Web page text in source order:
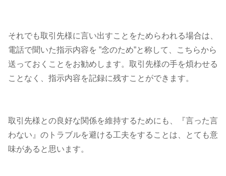
それでも取引先様に言い出すことをためらわれる場合は、
電話で聞いた指示内容を ”念のため”と称して、こちらから
送っておくことをお勧めします。取引先様の手を煩わせる
ことなく、指示内容を記録に残すことができます。
取引先様との良好な関係を維持するためにも、『言った言
わない』のトラブルを避ける工夫をすることは、とても意
味があると思います。